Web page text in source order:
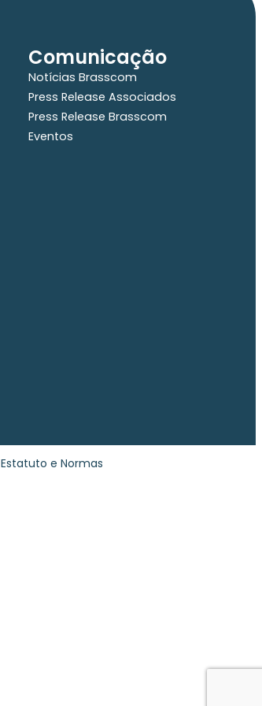
Comunicação
Notícias Brasscom
Press Release Associados
Press Release Brasscom
Eventos
Estatuto e Normas